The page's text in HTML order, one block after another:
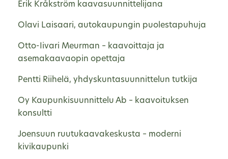
Erik Kråkström kaavasuunnittelijana
Olavi Laisaari, autokaupungin puolestapuhuja
Otto-Iivari Meurman – kaavoittaja ja
asemakaavaopin opettaja
Pentti Riihelä, yhdyskuntasuunnittelun tutkija
Oy Kaupunkisuunnittelu Ab – kaavoituksen
konsultti
Joensuun ruutukaavakeskusta – moderni
kivikaupunki